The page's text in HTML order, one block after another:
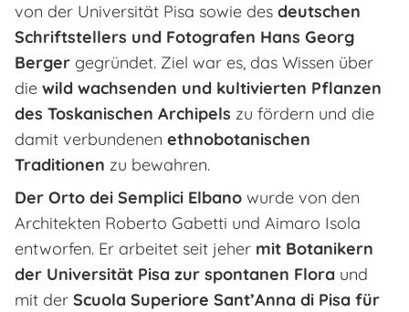
von der Universität Pisa sowie des deutschen
Schriftstellers und Fotografen Hans Georg
Berger gegründet. Ziel war es, das Wissen über
die wild wachsenden und kultivierten Pflanzen
des Toskanischen Archipels zu fördern und die
damit verbundenen ethnobotanischen
Traditionen zu bewahren.
Der Orto dei Semplici Elbano wurde von den
Architekten Roberto Gabetti und Aimaro Isola
entworfen. Er arbeitet seit jeher mit Botanikern
der Universität Pisa zur spontanen Flora und
mit der Scuola Superiore Sant’Anna di Pisa für